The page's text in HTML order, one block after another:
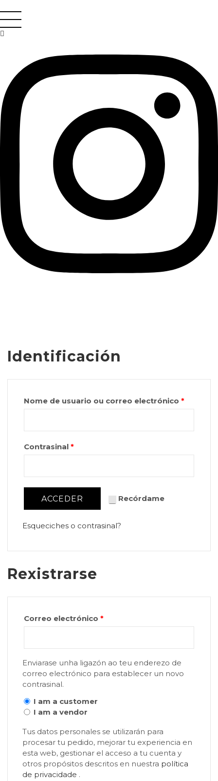
Identificación
Nome de usuario ou correo electrónico *
Contrasinal *
Recórdame
ACCEDER
Esqueciches o contrasinal?
Rexistrarse
Correo electrónico *
Enviarase unha ligazón ao teu enderezo de
correo electrónico para establecer un novo
contrasinal.
I am a customer
I am a vendor
Tus datos personales se utilizarán para
procesar tu pedido, mejorar tu experiencia en
esta web, gestionar el acceso a tu cuenta y
otros propósitos descritos en nuestra política
de privacidade .